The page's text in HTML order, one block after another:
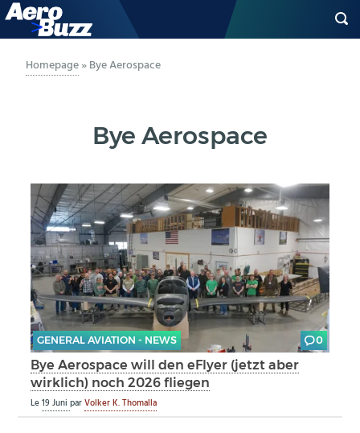
GENERAL AVIATION
LUFTVERKEHR
MILITÄR
INDUSTRIE
HELIKOPTER
BERUFE
AERO-KULTUR
Homepage»Bye Aerospace
Bye Aerospace
GENERAL AVIATION - NEWS 0
Bye Aerospace will den eFlyer (jetzt aber
wirklich) noch 2026 fliegen
Le19 JuniparVolker K. Thomalla